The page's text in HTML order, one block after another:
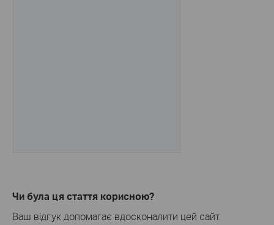
Чи була ця стаття корисною?
Ваш відгук допомагає вдосконалити цей сайт.